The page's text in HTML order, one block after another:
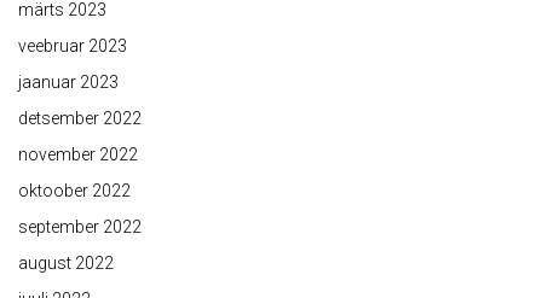
märts 2023
veebruar 2023
jaanuar 2023
detsember 2022
november 2022
oktoober 2022
september 2022
august 2022